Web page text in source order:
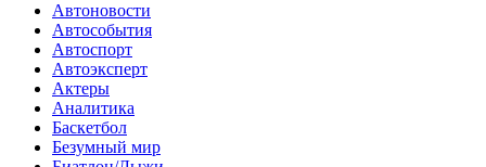
Автоновости
Автособытия
Автоспорт
Автоэксперт
Актеры
Аналитика
Баскетбол
Безумный мир